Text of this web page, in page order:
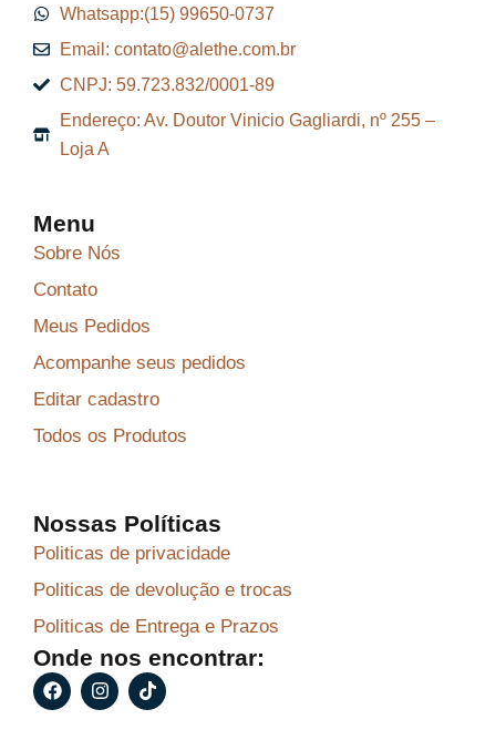
Whatsapp:(15) 99650-0737
Email: contato@alethe.com.br
CNPJ: 59.723.832/0001-89
Endereço: Av. Doutor Vinicio Gagliardi, nº 255 –
Loja A
Menu
Sobre Nós
Contato
Meus Pedidos
Acompanhe seus pedidos
Editar cadastro
Todos os Produtos
Nossas Políticas
Politicas de privacidade
Politicas de devolução e trocas
Politicas de Entrega e Prazos
Onde nos encontrar:
F
a
c
I
n
s
T
i
k